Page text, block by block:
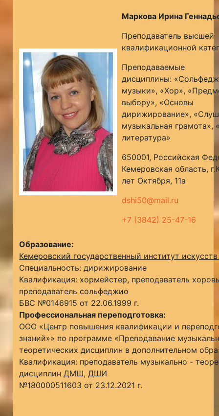
Маркова Ирина
Преподаватель высшей
квалификационной
Преподаваемые
дисциплины:
музыки», «Хор»,
выбору», «Основы
дирижирование»,
музыкальная грамота»,
литература»
650001, Российская
Кемеровская область,
лет Октября, 11а
dshi50@mail.ru
+7 (3842) 25-47-16
Образование:
Кемеровский государственный институт
Специальность: дирижирование
Квалификация: хормейстер, преподаватель
преподаватель сольфеджио
БВС №0146915 от 22.06.1999 г.
Профессиональная переподготовка:
ООО «Центр повышения квалификации и
знаний»» по программе «Преподавание
теоретических дисциплин в дополнительном
Квалификация: преподаватель музыкально -
дисциплин ДМШ, ДШИ
№180000511603 от 23.12.2021 г.